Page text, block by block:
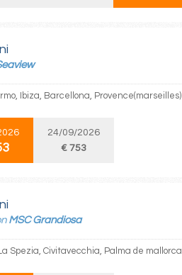
Ibiza, Barcellona, Provence(marseilles)
24/09/2026
€ 753
MSC Grandiosa
Spezia, Civitavecchia, Palma de mallorca